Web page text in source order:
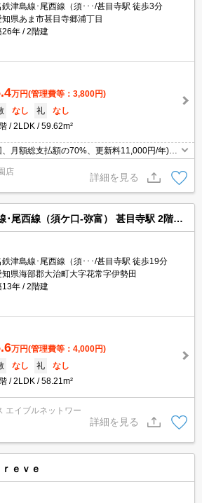
鉄津島線･尾西線（須･･･/甚目寺駅 徒歩3分
知県あま市甚目寺郷浦丁目
26年
2階建
万円(管理費等：3,800円)
なし 礼
なし
2LDK 59.62m²
月額総支払額の70%、更新料11,000円/年)。
店
詳細を見る
尾西線（須ケ口-弥富） 甚目寺駅 2階建 築13年
鉄津島線･尾西線（須･･･/甚目寺駅 徒歩19分
知県海部郡大治町大字花常字伊勢田
13年
2階建
万円(管理費等：4,000円)
なし 礼
なし
2LDK 58.21m²
エイブルネットワー
詳細を見る
ｒｅｖｅ